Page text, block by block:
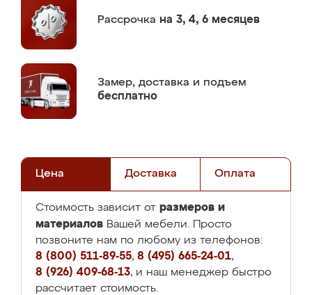
Рассрочка на 3, 4, 6 месяцев
Замер, доставка и подъем
бесплатно
Цена Доставка Оплата
Стоимость зависит от размеров и
материалов Вашей мебели. Просто
позвоните нам по любому из телефонов:
8 (800) 511-89-55, 8 (495) 665-24-01,
8 (926) 409-68-13, и наш менеджер быстро
рассчитает стоимость.